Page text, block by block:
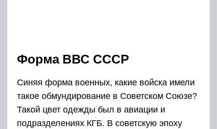
Форма ВВС СССР
Синяя форма военных, какие войска имели
такое обмундирование в Советском Союзе?
Такой цвет одежды был в авиации и
подразделениях КГБ. В советскую эпоху